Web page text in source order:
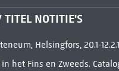
TITEL NOTITIE'S
Helsingfors, 20.1-
het Fins en Zweeds.